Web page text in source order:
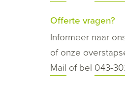
Offerte vragen?
Informeer naar
of onze
Mail of bel 043-